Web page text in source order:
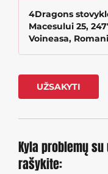
l
.
4Dragons
Macesului 25,
Voineasa,
UŽSAKYTI
Kyla problemų
rašykite: